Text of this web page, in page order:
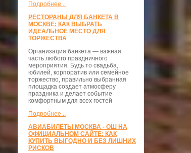
Подробнее...
РЕСТОРАНЫ ДЛЯ БАНКЕТА В
МОСКВЕ: КАК ВЫБРАТЬ
ИДЕАЛЬНОЕ МЕСТО ДЛЯ
ТОРЖЕСТВА
Организация банкета — важная
часть любого праздничного
мероприятия. Будь то свадьба,
юбилей, корпоратив или семейное
торжество, правильно выбранная
площадка создает атмосферу
праздника и делает событие
комфортным для всех гостей
Подробнее...
АВИАБИЛЕТЫ МОСКВА - ОШ НА
ОФИЦИАЛЬНОМ САЙТЕ: КАК
КУПИТЬ ВЫГОДНО И БЕЗ ЛИШНИХ
РИСКОВ